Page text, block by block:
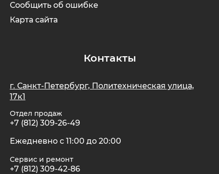
Сообщить об ошибке
Карта сайта
Контакты
г. Санкт-Петербург, Политехническая улица,
17к1
Отдел продаж
+7 (812) 309-26-49
Ежедневно с 11:00 до 20:00
Сервис и ремонт
+7 (812) 309-42-86